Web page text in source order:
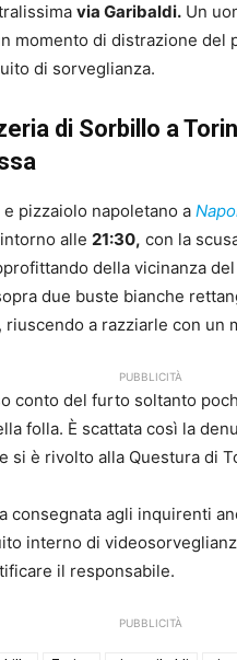
via Garibaldi. Un
momento di distrazione del
di sorveglianza.
di Sorbillo a
pizzaiolo napoletano a
intorno alle 21:30, con la
della vicinanza
due buste bianche
riuscendo a razziarle con un
PUBBLICITÀ
conto del furto soltanto
folla. È scattata così la
si è rivolto alla Questura di
consegnata agli inquirenti
interno di
il responsabile.
PUBBLICITÀ